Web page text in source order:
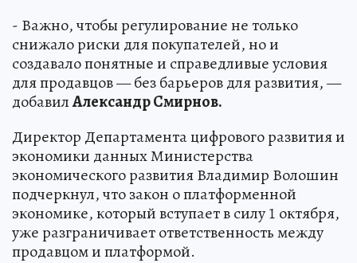
- Важно, чтобы регулирование не только
снижало риски для покупателей, но и
создавало понятные и справедливые условия
для продавцов — без барьеров для развития, —
добавилАлександр Смирнов.
Директор Департамента цифрового развития и
экономики данных Министерства
экономического развития Владимир Волошин
подчеркнул, что закон о платформенной
экономике, который вступает в силу 1 октября,
уже разграничивает ответственность между
продавцом и платформой.